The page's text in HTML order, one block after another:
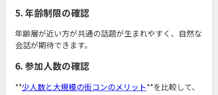
5. 年齢制限の確認
年齢層が近い方が共通の話題が生まれやすく、自然な
会話が期待できます。
6. 参加人数の確認
**少人数と大規模の街コンのメリット**を比較して、